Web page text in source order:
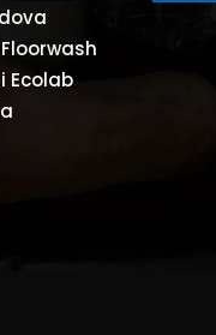
Ecolab